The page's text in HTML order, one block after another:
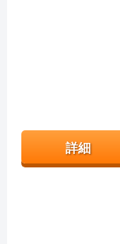
詳細